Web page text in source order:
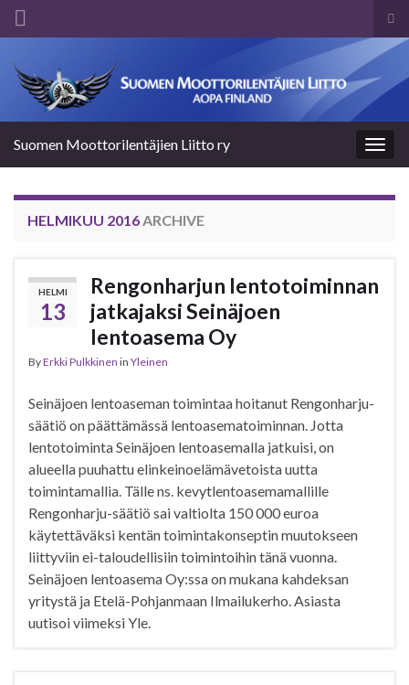
Suomen Moottorilentäjien Liitto ry
HELMIKUU 2016ARCHIVE
HELMI
13
Rengonharjun lentotoiminnan
jatkajaksi Seinäjoen
lentoasema Oy
ByErkki Pulkkinen in Yleinen
Seinäjoen lentoaseman toimintaa hoitanut Rengonharju-
säätiö on päättämässä lentoasematoiminnan. Jotta
lentotoiminta Seinäjoen lentoasemalla jatkuisi, on
alueella puuhattu elinkeinoelämävetoista uutta
toimintamallia. Tälle ns. kevytlentoasemamallille
Rengonharju-säätiö sai valtiolta 150 000 euroa
käytettäväksi kentän toimintakonseptin muutokseen
liittyviin ei-taloudellisiin toimintoihin tänä vuonna.
Seinäjoen lentoasema Oy:ssa on mukana kahdeksan
yritystä ja Etelä-Pohjanmaan Ilmailukerho. Asiasta
uutisoi viimeksi Yle.